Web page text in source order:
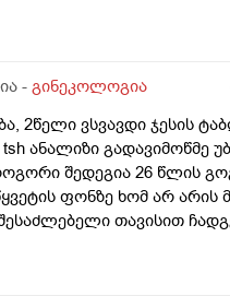
- გინეკოლოგია
2წელი ვსვავდი ჯესის
tsh ანალიზი გადავიმოწმე
შედეგია 26 წლის
ფონზე ხომ არ
თავისით